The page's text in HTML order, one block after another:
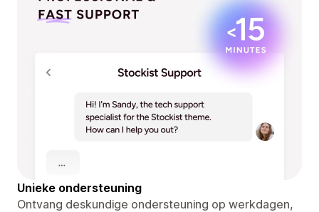
Unieke ondersteuning
Ontvang deskundige ondersteuning op werkdagen,